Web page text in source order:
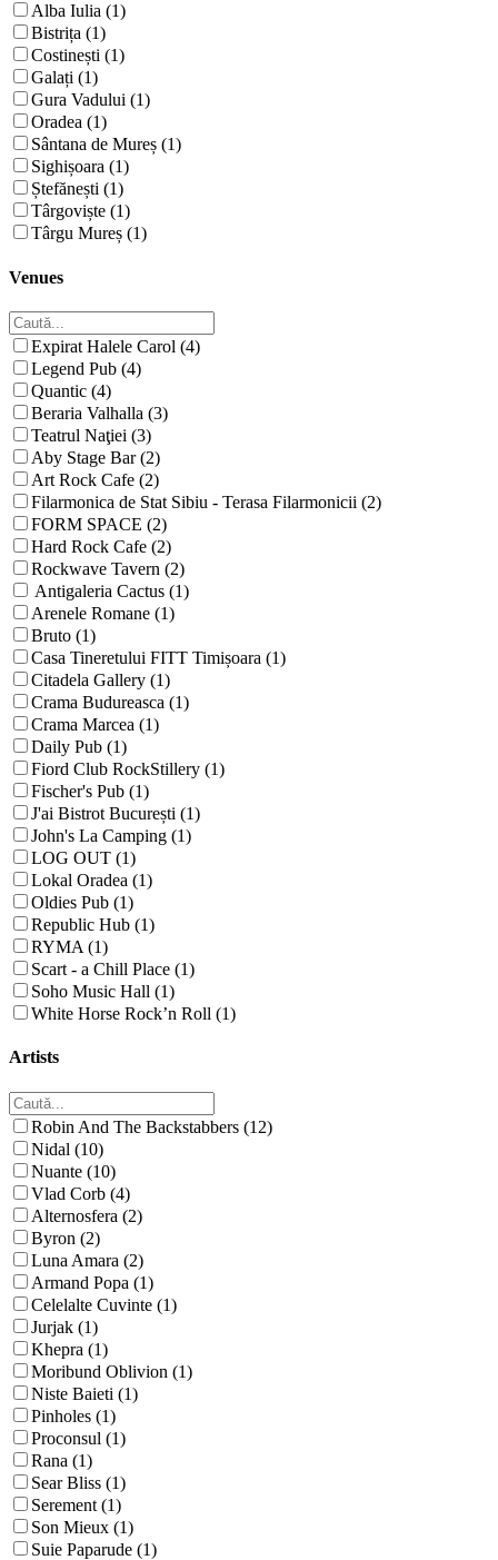
Alba Iulia (1)
Bistrița (1)
Costinești (1)
Galați (1)
Gura Vadului (1)
Oradea (1)
Sântana de Mureș (1)
Sighișoara (1)
Ștefănești (1)
Târgoviște (1)
Târgu Mureș (1)
Venues
Expirat Halele Carol (4)
Legend Pub (4)
Quantic (4)
Beraria Valhalla (3)
Teatrul Naţiei (3)
Aby Stage Bar (2)
Art Rock Cafe (2)
Filarmonica de Stat Sibiu - Terasa Filarmonicii (2)
FORM SPACE (2)
Hard Rock Cafe (2)
Rockwave Tavern (2)
Antigaleria Cactus (1)
Arenele Romane (1)
Bruto (1)
Casa Tineretului FITT Timișoara (1)
Citadela Gallery (1)
Crama Budureasca (1)
Crama Marcea (1)
Daily Pub (1)
Fiord Club RockStillery (1)
Fischer's Pub (1)
J'ai Bistrot București (1)
John's La Camping (1)
LOG OUT (1)
Lokal Oradea (1)
Oldies Pub (1)
Republic Hub (1)
RYMA (1)
Scart - a Chill Place (1)
Soho Music Hall (1)
White Horse Rock’n Roll (1)
Artists
Robin And The Backstabbers (12)
Nidal (10)
Nuante (10)
Vlad Corb (4)
Alternosfera (2)
Byron (2)
Luna Amara (2)
Armand Popa (1)
Celelalte Cuvinte (1)
Jurjak (1)
Khepra (1)
Moribund Oblivion (1)
Niste Baieti (1)
Pinholes (1)
Proconsul (1)
Rana (1)
Sear Bliss (1)
Serement (1)
Son Mieux (1)
Suie Paparude (1)